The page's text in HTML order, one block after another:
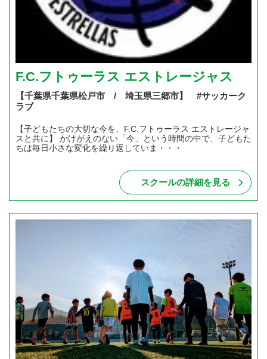
F.C.フトゥーラス エストレージャス
【千葉県千葉県松戸市 / 埼玉県三郷市】 #サッカーク
ラブ
【子どもたちの大切な今を、F.C.フトゥーラス エストレージャ
スと共に】 かけがえのない「今」という時間の中で、子どもた
ちは毎日小さな変化を繰り返していま・・・
スクールの詳細を見る